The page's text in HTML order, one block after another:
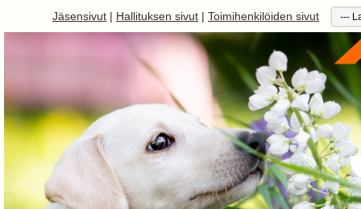
Jäsensivut | Hallituksen sivut | Toimihenkilöiden sivut